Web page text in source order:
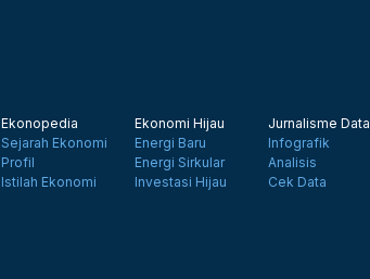
Ekonopedia
Sejarah Ekonomi
Profil
Istilah Ekonomi
Ekonomi Hijau
Energi Baru
Energi Sirkular
Investasi Hijau
Jurnalisme Data
Infografik
Analisis
Cek Data